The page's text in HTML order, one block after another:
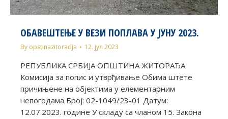
ОБАВЕШТЕЊЕ У ВЕЗИ ПОПЛАВА У ЈУНУ 2023.
By opstinazitoradja 12. јул 2023
РЕПУБЛИКА СРБИЈА ОПШТИНА ЖИТОРАЂА
Комисија за попис и утврђивање Обима штете
причињене на објектима у елементарним
непогодама Број: 02-1049/23-01 Датум:
12.07.2023. године У складу са чланом 15. Закона